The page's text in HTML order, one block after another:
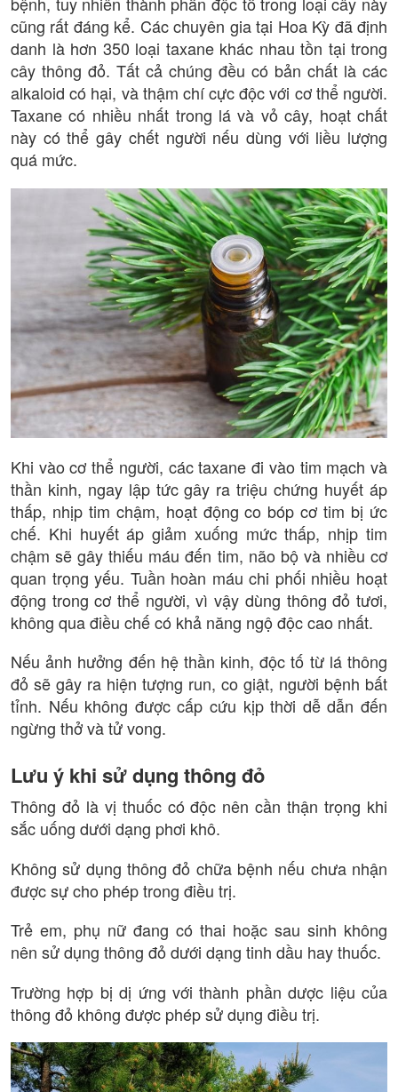
cũng rất đáng kể. Các chuyên gia tại Hoa Kỳ đã định
danh là hơn 350 loại taxane khác nhau tồn tại trong
cây thông đỏ. Tất cả chúng đều có bản chất là các
alkaloid có hại, và thậm chí cực độc với cơ thể người.
Taxane có nhiều nhất trong lá và vỏ cây, hoạt chất
này có thể gây chết người nếu dùng với liều lượng
quá mức.
Khi vào cơ thể người, các taxane đi vào tim mạch và
thần kinh, ngay lập tức gây ra triệu chứng huyết áp
thấp, nhịp tim chậm, hoạt động co bóp cơ tim bị ức
chế. Khi huyết áp giảm xuống mức thấp, nhịp tim
chậm sẽ gây thiếu máu đến tim, não bộ và nhiều cơ
quan trọng yếu. Tuần hoàn máu chi phối nhiều hoạt
động trong cơ thể người, vì vậy dùng thông đỏ tươi,
không qua điều chế có khả năng ngộ độc cao nhất.
Nếu ảnh hưởng đến hệ thần kinh, độc tố từ lá thông
đỏ sẽ gây ra hiện tượng run, co giật, người bệnh bất
tỉnh. Nếu không được cấp cứu kịp thời dễ dẫn đến
ngừng thở và tử vong.
Lưu ý khi sử dụng thông đỏ
Thông đỏ là vị thuốc có độc nên cần thận trọng khi
sắc uống dưới dạng phơi khô.
Không sử dụng thông đỏ chữa bệnh nếu chưa nhận
được sự cho phép trong điều trị.
Trẻ em, phụ nữ đang có thai hoặc sau sinh không
nên sử dụng thông đỏ dưới dạng tinh dầu hay thuốc.
Trường hợp bị dị ứng với thành phần dược liệu của
thông đỏ không được phép sử dụng điều trị.